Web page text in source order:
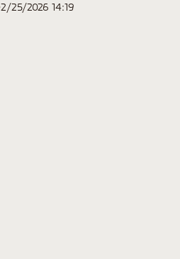
2/25/2026 14:19